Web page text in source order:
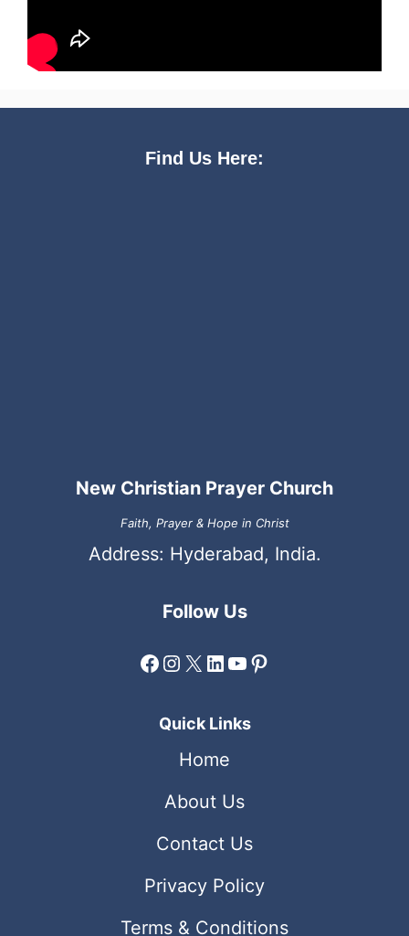
Find Us Here:
New Christian Prayer Church
Faith, Prayer & Hope in Christ
Address: Hyderabad, India.
Follow Us
Facebook
Instagram
X LinkedIn
YouTube
Pinterest
Quick Links
Home
About Us
Contact Us
Privacy Policy
Terms & Conditions